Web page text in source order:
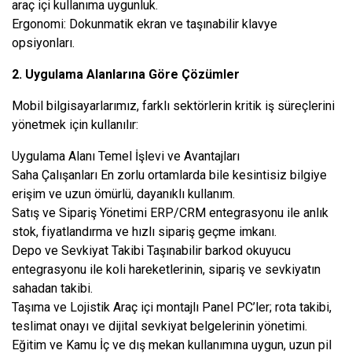
araç içi kullanıma uygunluk.
Ergonomi: Dokunmatik ekran ve taşınabilir klavye
opsiyonları.
2. Uygulama Alanlarına Göre Çözümler
Mobil bilgisayarlarımız, farklı sektörlerin kritik iş süreçlerini
yönetmek için kullanılır:
Uygulama Alanı Temel İşlevi ve Avantajları
Saha Çalışanları En zorlu ortamlarda bile kesintisiz bilgiye
erişim ve uzun ömürlü, dayanıklı kullanım.
Satış ve Sipariş Yönetimi ERP/CRM entegrasyonu ile anlık
stok, fiyatlandırma ve hızlı sipariş geçme imkanı.
Depo ve Sevkiyat Takibi Taşınabilir barkod okuyucu
entegrasyonu ile koli hareketlerinin, sipariş ve sevkiyatın
sahadan takibi.
Taşıma ve Lojistik Araç içi montajlı Panel PC’ler; rota takibi,
teslimat onayı ve dijital sevkiyat belgelerinin yönetimi.
Eğitim ve Kamu İç ve dış mekan kullanımına uygun, uzun pil